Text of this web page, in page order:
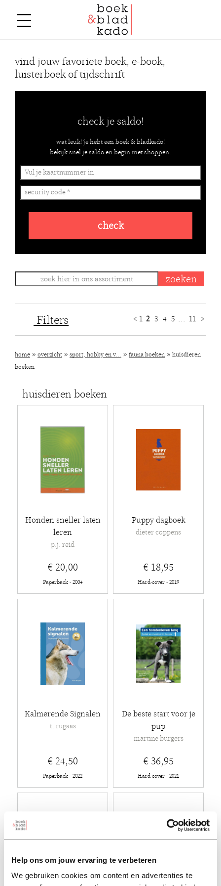
Help ons om jouw ervaring te verbeteren
We gebruiken cookies om content en advertenties te
vind jouw favoriete boek, e-book,
luisterboek of tijdschrift
check je saldo!
wat leuk! je hebt een boek & bladkado!
bekijk snel je saldo en begin met shoppen.
check
Filters < 1 2 3 4 5 ... 11 >
home » overzicht » sport, hobby en v... » fauna boeken » huisdieren
boeken
huisdieren boeken
Honden sneller laten
leren
p.j. reid
€ 20,00
Paperback - 2004
Puppy dagboek
dieter coppens
€ 18,95
Hard-cover - 2019
Kalmerende Signalen
t. rugaas
€ 24,50
Paperback - 2022
De beste start voor je
pup
martine burgers
€ 36,95
Hard-cover - 2021